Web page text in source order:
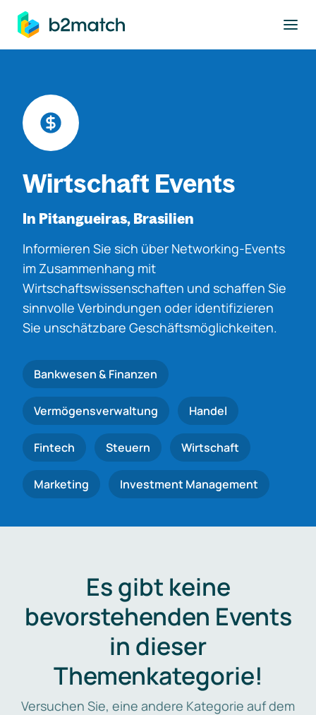
springen
Wirtschaft Events
In Pitangueiras, Brasilien
Informieren Sie sich über Networking-Events
im Zusammenhang mit
Wirtschaftswissenschaften und schaffen Sie
sinnvolle Verbindungen oder identifizieren
Sie unschätzbare Geschäftsmöglichkeiten.
Bankwesen & Finanzen
Vermögensverwaltung Handel
Fintech Steuern Wirtschaft
Marketing Investment Management
Es gibt keine
bevorstehenden Events
in dieser
Themenkategorie!
Versuchen Sie, eine andere Kategorie auf dem